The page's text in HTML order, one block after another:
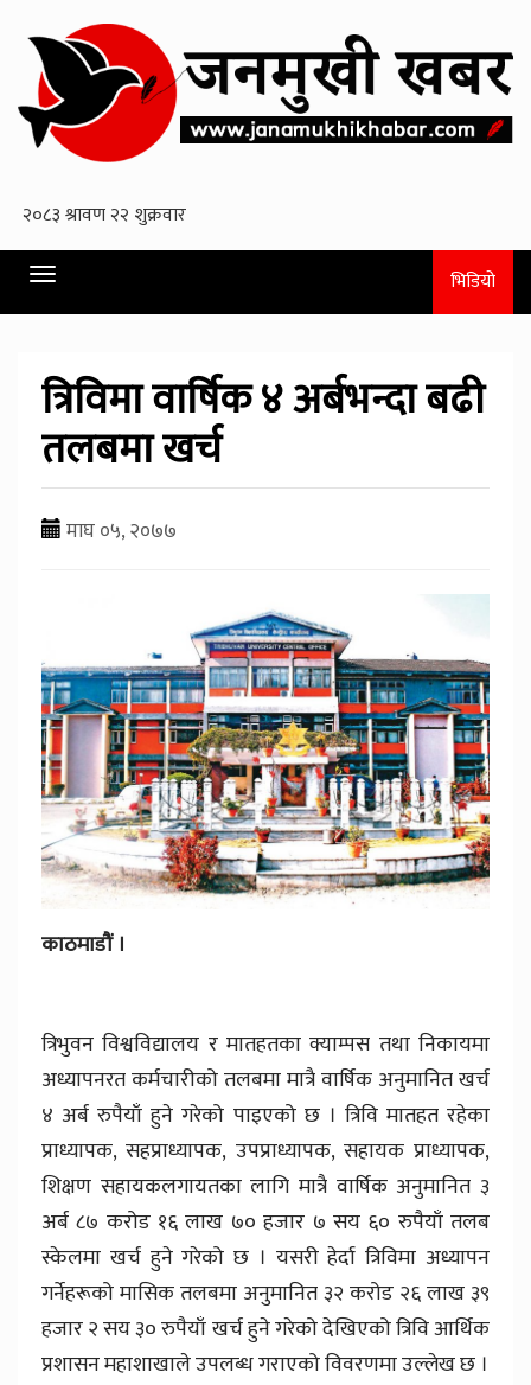
Toggle
navigation
भिडियो
त्रिविमा वार्षिक ४ अर्बभन्दा बढी
तलबमा खर्च
माघ ०५, २०७७
काठमाडौं ।
त्रिभुवन विश्वविद्यालय र मातहतका क्याम्पस तथा निकायमा
अध्यापनरत कर्मचारीको तलबमा मात्रै वार्षिक अनुमानित खर्च
४ अर्ब रुपैयाँ हुने गरेको पाइएको छ । त्रिवि मातहत रहेका
प्राध्यापक, सहप्राध्यापक, उपप्राध्यापक, सहायक प्राध्यापक,
शिक्षण सहायकलगायतका लागि मात्रै वार्षिक अनुमानित ३
अर्ब ८७ करोड १६ लाख ७० हजार ७ सय ६० रुपैयाँ तलब
स्केलमा खर्च हुने गरेको छ । यसरी हेर्दा त्रिविमा अध्यापन
गर्नेहरूको मासिक तलबमा अनुमानित ३२ करोड २६ लाख ३९
हजार २ सय ३० रुपैयाँ खर्च हुने गरेको देखिएको त्रिवि आर्थिक
प्रशासन महाशाखाले उपलब्ध गराएको विवरणमा उल्लेख छ ।